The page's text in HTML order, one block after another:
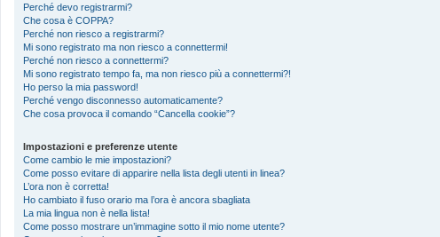
Perché devo registrarmi?
Che cosa è COPPA?
Perché non riesco a registrarmi?
Mi sono registrato ma non riesco a connettermi!
Perché non riesco a connettermi?
Mi sono registrato tempo fa, ma non riesco più a connettermi?!
Ho perso la mia password!
Perché vengo disconnesso automaticamente?
Che cosa provoca il comando “Cancella cookie”?
Impostazioni e preferenze utente
Come cambio le mie impostazioni?
Come posso evitare di apparire nella lista degli utenti in linea?
L’ora non è corretta!
Ho cambiato il fuso orario ma l’ora è ancora sbagliata
La mia lingua non è nella lista!
Come posso mostrare un’immagine sotto il mio nome utente?